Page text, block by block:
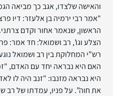
והאישה שלצדו, אגב כך מביאה
"אמר רבי ירמיה בן אלעזר: דיו
הראשון, שנאמר אחור וקדם
הצלע וגו’, רב ושמואל: חד אמר:
רש”י המחלוקת בין רב ושמואל
האם היא נבראה יחד עם האדם,
היא נבראה מזנבו: "זנב היה לו
את חוה”. על פניו, עמדתו של רב